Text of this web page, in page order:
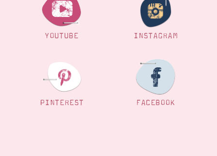
YOUTUBE INSTAGRAM
PINTEREST FACEBOOK